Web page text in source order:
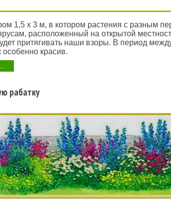
1,5 x 3 м, в котором растения с разным
расположенный на открытой
притягивать наши взоры. В период
особенно красив.
рабатку